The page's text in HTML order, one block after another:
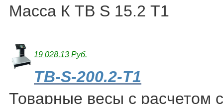
Масса К ТВ S 15.2 Т1
19 028,13 Руб.
ТВ-S-200.2-Т1
Товарные весы с расчетом